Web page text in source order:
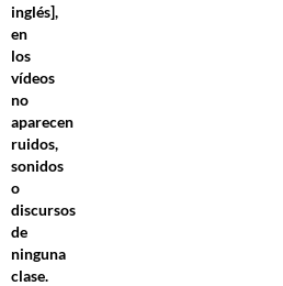
inglés],
en
los
vídeos
no
aparecen
ruidos,
sonidos
o
discursos
de
ninguna
clase.